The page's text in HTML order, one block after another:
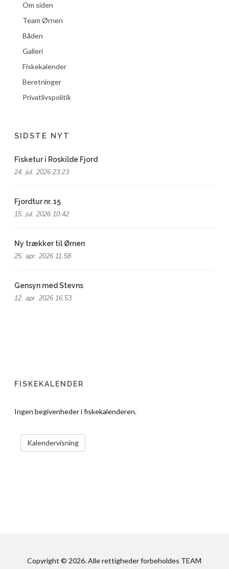
Om siden
Team Ørnen
Båden
Galleri
Fiskekalender
Beretninger
Privatlivspolitik
SIDSTE NYT
Fisketur i Roskilde Fjord
24. jul. 2026 23.23
Fjordtur nr. 15
15. jul. 2026 10.42
Ny trækker til Ørnen
25. apr. 2026 11.58
Gensyn med Stevns
12. apr. 2026 16.53
FISKEKALENDER
Ingen begivenheder i fiskekalenderen.
Kalendervisning
Copyright © 2026. Alle rettigheder forbeholdes TEAM